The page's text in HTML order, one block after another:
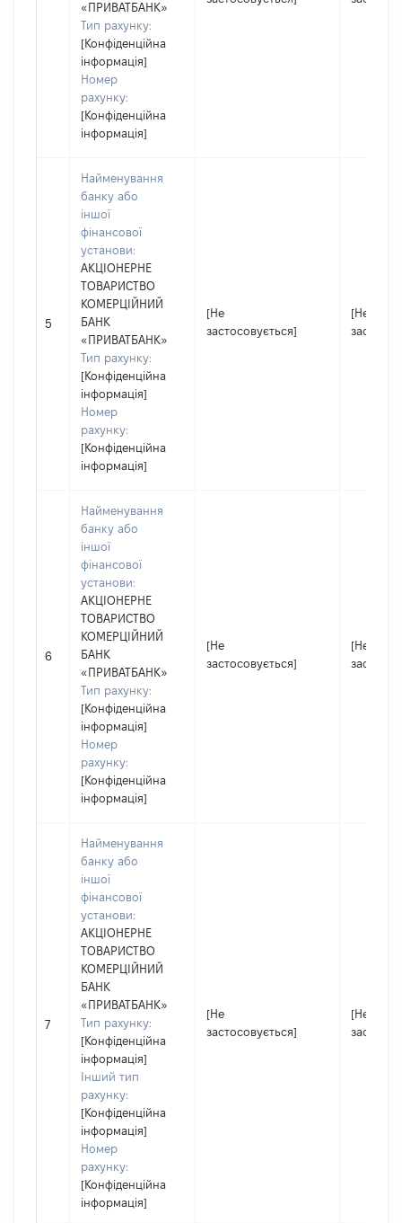
«ПРИВАТБАНК»
Тип рахунку:
[Конфіденційна
інформація]
Номер
рахунку:
[Конфіденційна
інформація]
5
Найменування
банку або
іншої
фінансової
установи:
АКЦІОНЕРНЕ
ТОВАРИСТВО
КОМЕРЦІЙНИЙ
БАНК
«ПРИВАТБАНК»
Тип рахунку:
[Конфіденційна
інформація]
Номер
рахунку:
[Конфіденційна
інформація]
[Не
застосовується]
[Не
6
Найменування
банку або
іншої
фінансової
установи:
АКЦІОНЕРНЕ
ТОВАРИСТВО
КОМЕРЦІЙНИЙ
БАНК
«ПРИВАТБАНК»
Тип рахунку:
[Конфіденційна
інформація]
Номер
рахунку:
[Конфіденційна
інформація]
[Не
застосовується]
[Не
7
Найменування
банку або
іншої
фінансової
установи:
АКЦІОНЕРНЕ
ТОВАРИСТВО
КОМЕРЦІЙНИЙ
БАНК
«ПРИВАТБАНК»
Тип рахунку:
[Конфіденційна
інформація]
Інший тип
рахунку:
[Конфіденційна
інформація]
Номер
рахунку:
[Конфіденційна
інформація]
[Не
застосовується]
[Не